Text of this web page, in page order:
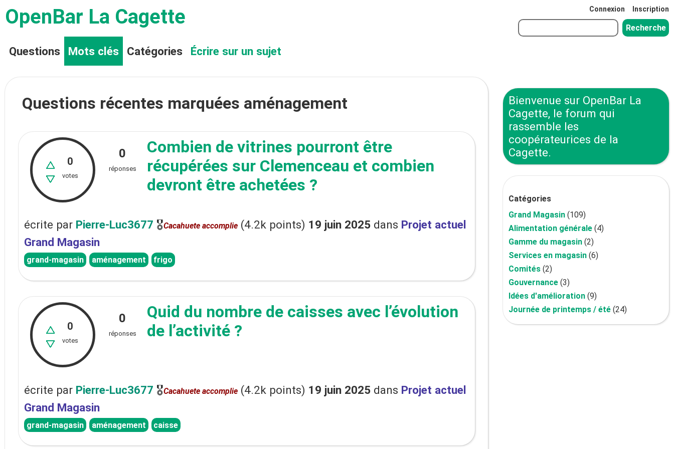
OpenBar La Cagette Connexion Inscription
Questions Mots clés Catégories Écrire sur un sujet
Bienvenue sur OpenBar La
Cagette, le forum qui
rassemble les
coopérateurices de la
Cagette.
Catégories
Grand Magasin (109)
Alimentation générale (4)
Gamme du magasin (2)
Services en magasin (6)
Comités (2)
Gouvernance (3)
Idées d'amélioration (9)
Journée de printemps / été (24)
Questions récentes marquées aménagement
0
votes
0
réponses
Combien de vitrines pourront être
récupérées sur Clemenceau et combien
devront être achetées ?
écrite par Pierre-Luc3677 🎖Cacahuete accomplie (4.2k points) 19 juin 2025 dans Projet actuel
Grand Magasin
grand-magasin aménagement frigo
0
votes
0
réponses
Quid du nombre de caisses avec l’évolution
de l’activité ?
écrite par Pierre-Luc3677 🎖Cacahuete accomplie (4.2k points) 19 juin 2025 dans Projet actuel
Grand Magasin
grand-magasin aménagement caisse